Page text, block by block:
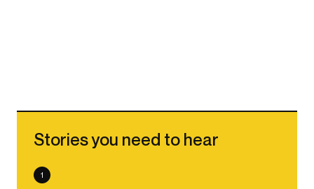
Stories you need to hear
1